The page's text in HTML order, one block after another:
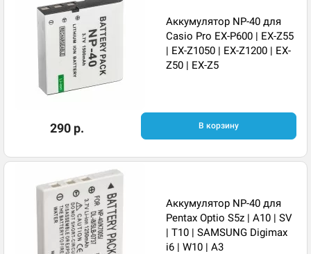
Аккумулятор NP-40 для
Casio Pro EX-P600 | EX-Z55
| EX-Z1050 | EX-Z1200 | EX-
Z50 | EX-Z5
290 р. В корзину
Аккумулятор NP-40 для
Pentax Optio S5z | A10 | SV
| T10 | SAMSUNG Digimax
i6 | W10 | A3